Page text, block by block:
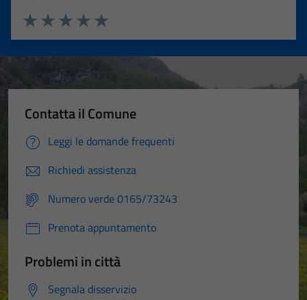
Valuta 5 stelle su 5
Valuta 4 stelle su 5
Valuta 3 stelle su 5
Valuta 2 stelle su 5
Valuta 1 stelle su 5
Contatta il Comune
Leggi le domande frequenti
Richiedi assistenza
Numero verde 0165/73243
Prenota appuntamento
Problemi in città
Segnala disservizio